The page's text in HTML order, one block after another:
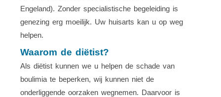
Engeland). Zonder specialistische begeleiding is
genezing erg moeilijk. Uw huisarts kan u op weg
helpen.
Waarom de diëtist?
Als diëtist kunnen we u helpen de schade van
boulimia te beperken, wij kunnen niet de
onderliggende oorzaken wegnemen. Daarvoor is